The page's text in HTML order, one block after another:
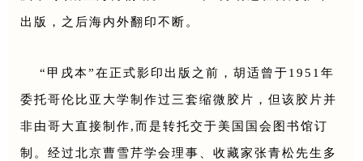
出版，之后海内外翻印不断。
“甲戌本”在正式影印出版之前，胡适曾于1951年
委托哥伦比亚大学制作过三套缩微胶片，但该胶片并
非由哥大直接制作,而是转托交于美国国会图书馆订
制。经过北京曹雪芹学会理事、收藏家张青松先生多